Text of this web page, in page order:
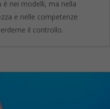
nei modelli, ma nella
e nelle competenze
il controllo.